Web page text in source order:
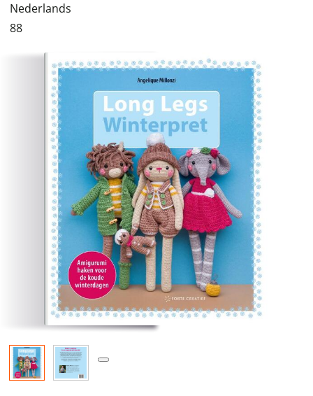
Nederlands
88